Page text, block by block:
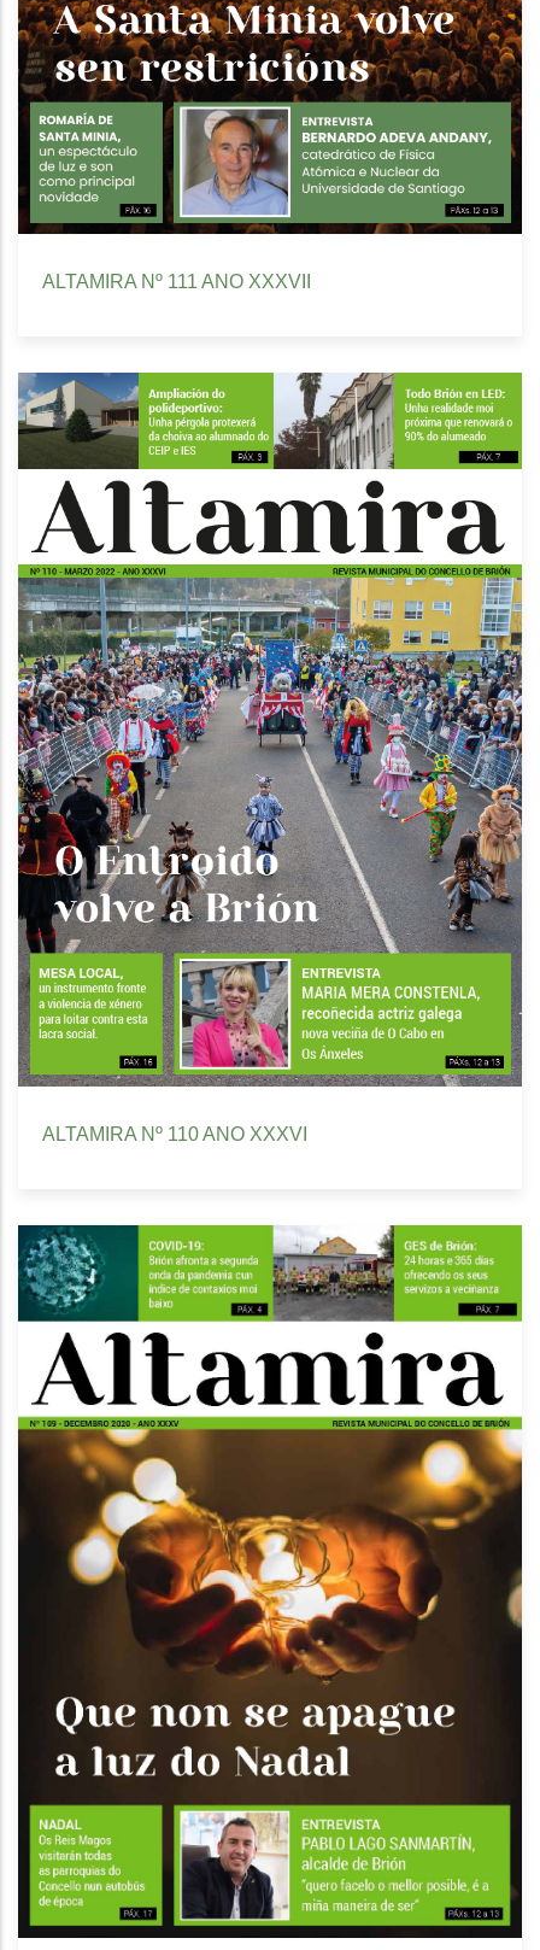
ALTAMIRA Nº 111 ANO XXXVII
ALTAMIRA Nº 110 ANO XXXVI